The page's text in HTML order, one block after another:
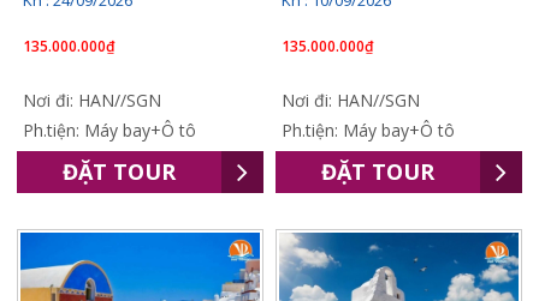
135.000.000₫
Nơi đi: HAN//SGN
Ph.tiện: Máy bay+Ô tô
ĐẶT TOUR
135.000.000₫
Nơi đi: HAN//SGN
Ph.tiện: Máy bay+Ô tô
ĐẶT TOUR